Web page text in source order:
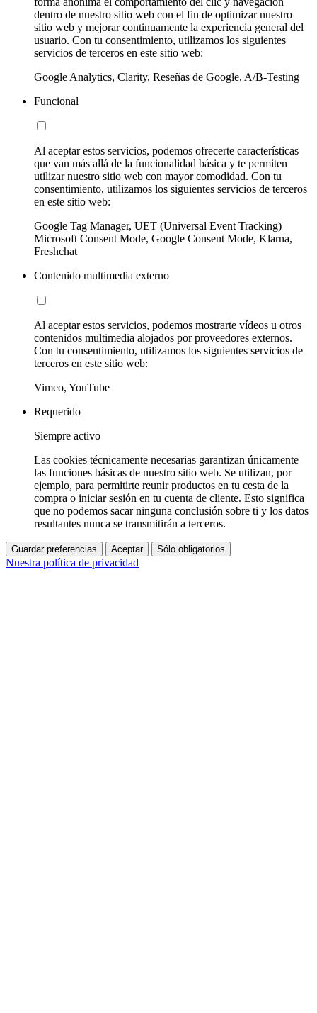
dentro de nuestro sitio web con el fin de optimizar nuestro
sitio web y mejorar continuamente la experiencia general del
usuario. Con tu consentimiento, utilizamos los siguientes
servicios de terceros en este sitio web:
Google Analytics, Clarity, Reseñas de Google, A/B-Testing
Funcional
Al aceptar estos servicios, podemos ofrecerte características
que van más allá de la funcionalidad básica y te permiten
utilizar nuestro sitio web con mayor comodidad. Con tu
consentimiento, utilizamos los siguientes servicios de terceros
en este sitio web:
Google Tag Manager, UET (Universal Event Tracking)
Microsoft Consent Mode, Google Consent Mode, Klarna,
Freshchat
Contenido multimedia externo
Al aceptar estos servicios, podemos mostrarte vídeos u otros
contenidos multimedia alojados por proveedores externos.
Con tu consentimiento, utilizamos los siguientes servicios de
terceros en este sitio web:
Vimeo, YouTube
Requerido
Siempre activo
Las cookies técnicamente necesarias garantizan únicamente
las funciones básicas de nuestro sitio web. Se utilizan, por
ejemplo, para permitirte reunir productos en tu cesta de la
compra o iniciar sesión en tu cuenta de cliente. Esto significa
que no podemos sacar ninguna conclusión sobre ti y los datos
resultantes nunca se transmitirán a terceros.
Guardar preferencias Aceptar Sólo obligatorios
Nuestra política de privacidad